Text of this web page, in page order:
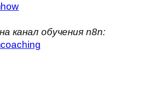
канал обучения n8n: